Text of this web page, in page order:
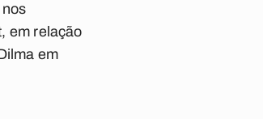
em relação
em